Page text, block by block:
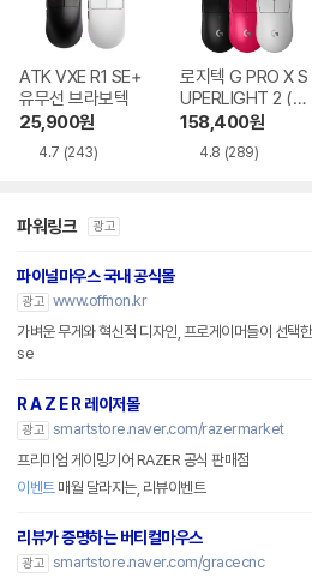
ATK VXE R1 SE+
유무선 브라보텍
25,900원
4.7 (243)
로지텍 G PRO X S
UPERLIGHT 2 (정
품)
158,400원
4.8 (289)
파워링크 광고
파이널마우스 국내 공식몰
광고 www.offnon.kr
가벼운 무게와 혁신적 디자인, 프로게이머들이 선택
se
R A Z E R 레이저몰
광고 smartstore.naver.com/razermarket
프리미엄 게이밍기어 RAZER 공식 판매점
이벤트매월 달라지는, 리뷰이벤트
리뷰가 증명하는 버티컬마우스
광고 smartstore.naver.com/gracecnc